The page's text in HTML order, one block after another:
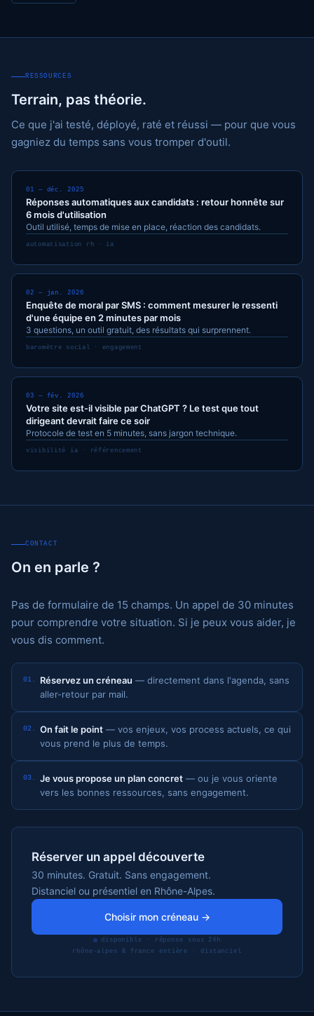
RESSOURCES
Terrain, pas théorie.
Ce que j'ai testé, déployé, raté et réussi — pour que vous
gagniez du temps sans vous tromper d'outil.
01 — déc. 2025
Réponses automatiques aux candidats : retour honnête sur
6 mois d'utilisation
Outil utilisé, temps de mise en place, réaction des candidats.
automatisation rh · ia
02 — jan. 2026
Enquête de moral par SMS : comment mesurer le ressenti
d'une équipe en 2 minutes par mois
3 questions, un outil gratuit, des résultats qui surprennent.
baromètre social · engagement
03 — fév. 2026
Votre site est-il visible par ChatGPT ? Le test que tout
dirigeant devrait faire ce soir
Protocole de test en 5 minutes, sans jargon technique.
visibilité ia · référencement
CONTACT
On en parle ?
Pas de formulaire de 15 champs. Un appel de 30 minutes
pour comprendre votre situation. Si je peux vous aider, je
vous dis comment.
01. Réservez un créneau — directement dans l'agenda, sans
aller-retour par mail.
02. On fait le point — vos enjeux, vos process actuels, ce qui
vous prend le plus de temps.
03. Je vous propose un plan concret — ou je vous oriente
vers les bonnes ressources, sans engagement.
Réserver un appel découverte
30 minutes. Gratuit. Sans engagement.
Distanciel ou présentiel en Rhône-Alpes.
Choisir mon créneau →
disponible · réponse sous 24h
rhône-alpes & france entière · distanciel